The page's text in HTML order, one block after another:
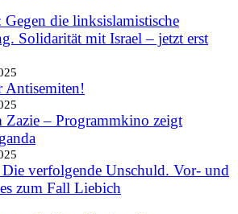
die linksislamistische
Solidarität mit Israel – jetzt erst
– Programmkino zeigt
verfolgende Unschuld. Vor- und
zum Fall Liebich